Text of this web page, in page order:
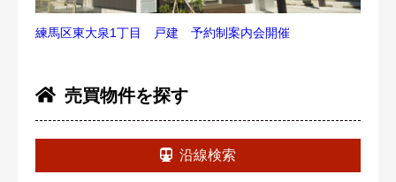
練馬区東大泉1丁目 戸建 予約制案内会開催
売買物件を探す
沿線検索